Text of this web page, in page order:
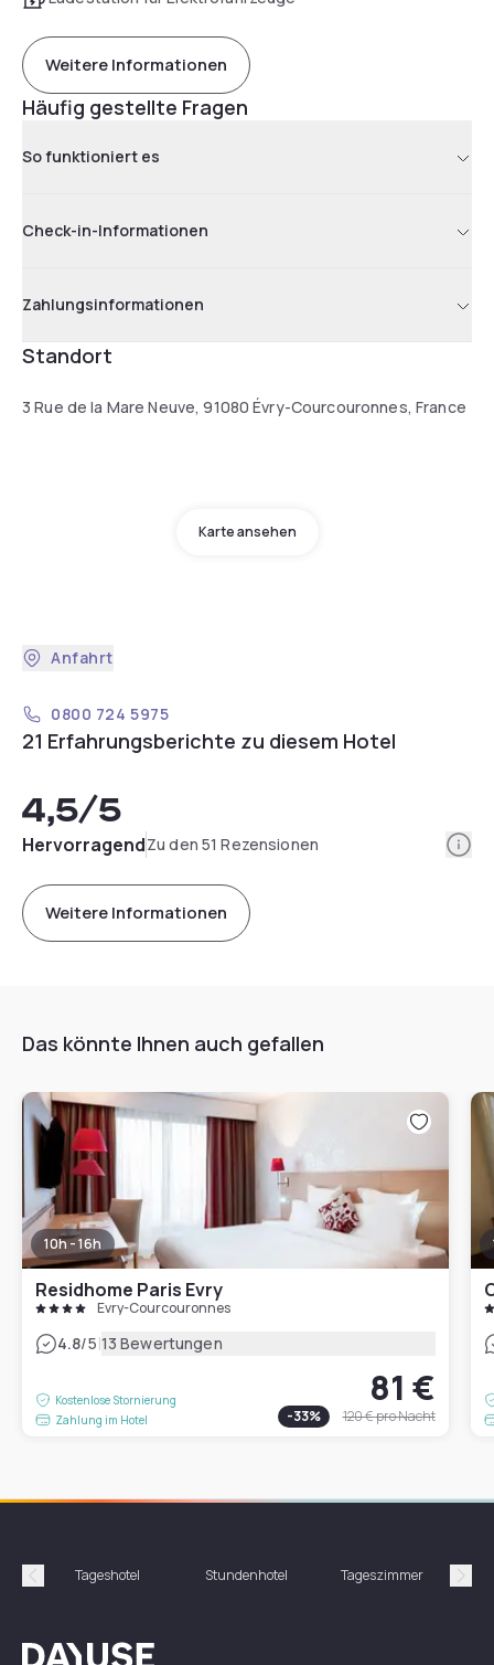
Weitere Informationen
Häufig gestellte Fragen
So funktioniert es
Check-in-Informationen
Zahlungsinformationen
Standort
3 Rue de la Mare Neuve, 91080 Évry-Courcouronnes, France
Karte ansehen
Anfahrt
0800 724 5975
21 Erfahrungsberichte zu diesem Hotel
4,5/5
HervorragendZu den 51 Rezensionen
Weitere Informationen
Das könnte Ihnen auch gefallen
10h - 16h
Residhome Paris Evry
Évry-Courcouronnes
4.8/5|13 Bewertungen
Kostenlose Stornierung
Zahlung im Hotel
81 €
-33% 120 €pro Nacht
Précédent
Tageshotel Stundenhotel Tageszimmer
Dayuse